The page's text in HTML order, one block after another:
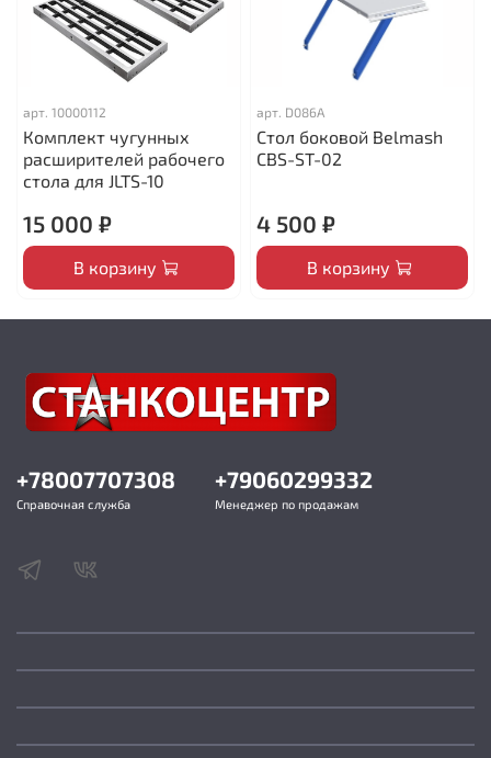
арт. 10000112
Комплект чугунных
расширителей рабочего
стола для JLTS-10
15 000 ₽
В корзину
арт. D086A
Стол боковой Belmash
CBS-ST-02
4 500 ₽
В корзину
+78007707308
Справочная служба
+79060299332
Менеджер по продажам